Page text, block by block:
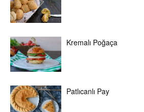
Kremalı Poğaça
Patlıcanlı Pay